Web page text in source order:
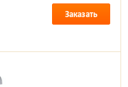
Заказать